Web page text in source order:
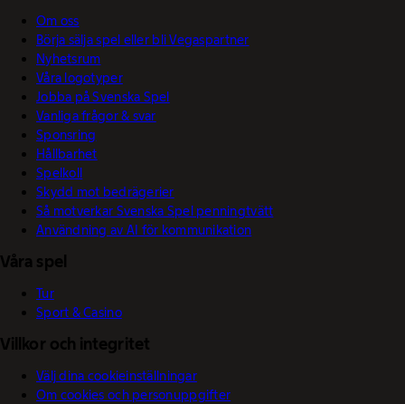
Om oss
Börja sälja spel eller bli Vegaspartner
Nyhetsrum
Våra logotyper
Jobba på Svenska Spel
Vanliga frågor & svar
Sponsring
Hållbarhet
Spelkoll
Skydd mot bedrägerier
Så motverkar Svenska Spel penningtvätt
Användning av AI för kommunikation
Våra spel
Tur
Sport & Casino
Villkor och integritet
Välj dina cookieinställningar
Om cookies och personuppgifter